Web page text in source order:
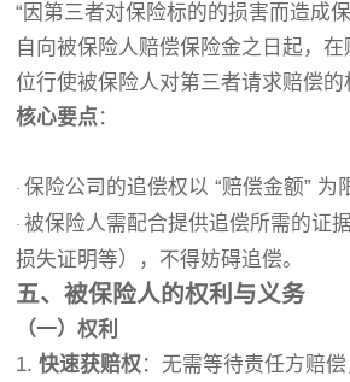
“因第三者对保险标的的损害而造成
自向被保险人赔偿保险金之日起，
位行使被保险人对第三者请求赔偿的
核心要点 ：
·保险公司的追偿权以 “赔偿金额” 为
·被保险人需配合提供追偿所需的证
损失证明等），不得妨碍追偿。
五、被保险人的权利与义务
（一）权利
1.快速获赔权：无需等待责任方赔